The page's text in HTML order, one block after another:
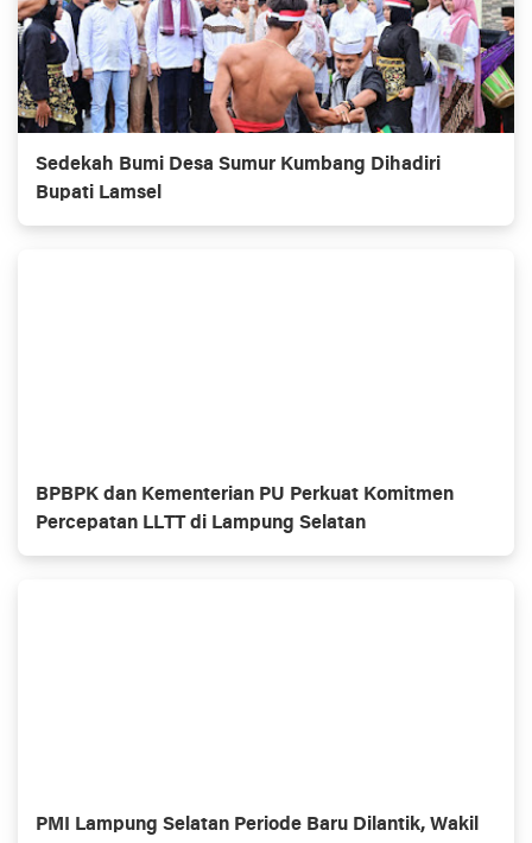
Sedekah Bumi Desa Sumur Kumbang Dihadiri
Bupati Lamsel
BPBPK dan Kementerian PU Perkuat Komitmen
Percepatan LLTT di Lampung Selatan
PMI Lampung Selatan Periode Baru Dilantik, Wakil